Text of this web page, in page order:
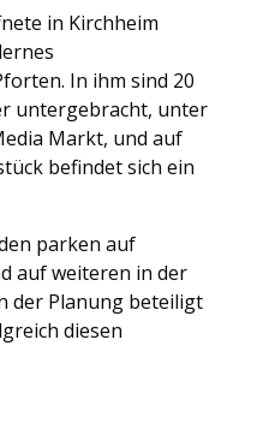
in Kirchheim
In ihm sind 20
untergebracht, unter
Markt, und auf
befindet sich ein
parken auf
auf weiteren in der
der Planung beteiligt
diesen